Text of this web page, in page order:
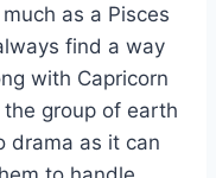
as a Pisces
find a way
with Capricorn
group of earth
drama as it can